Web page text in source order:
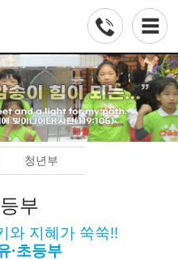
청년부
부
와 지혜가 쑥쑥!!
·초등부